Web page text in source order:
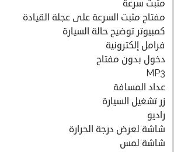
مثبت سرعة
مفتاح مثبت السرعة على عجلة القيادة
كمبيوتر توضيح حالة السيارة
فرامل إلكترونية
دخول بدون مفتاح
MP3
عداد المسافة
زر تشغيل السيارة
راديو
شاشة لعرض درجة الحرارة
شاشة لمس